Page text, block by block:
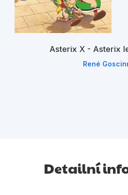
Asterix X - Asterix
René
Detailní